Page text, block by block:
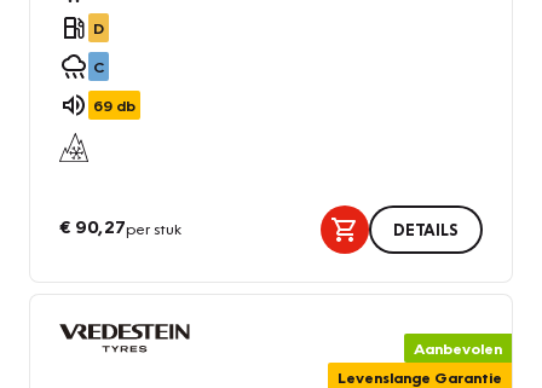
D
C
69 db
€ 90,27per stuk DETAILS
Aanbevolen
Levenslange Garantie